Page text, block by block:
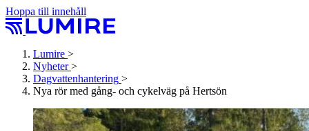
Hoppa till innehåll
Lumire >
Nyheter >
Dagvattenhantering >
Nya rör med gång- och cykelväg på Hertsön